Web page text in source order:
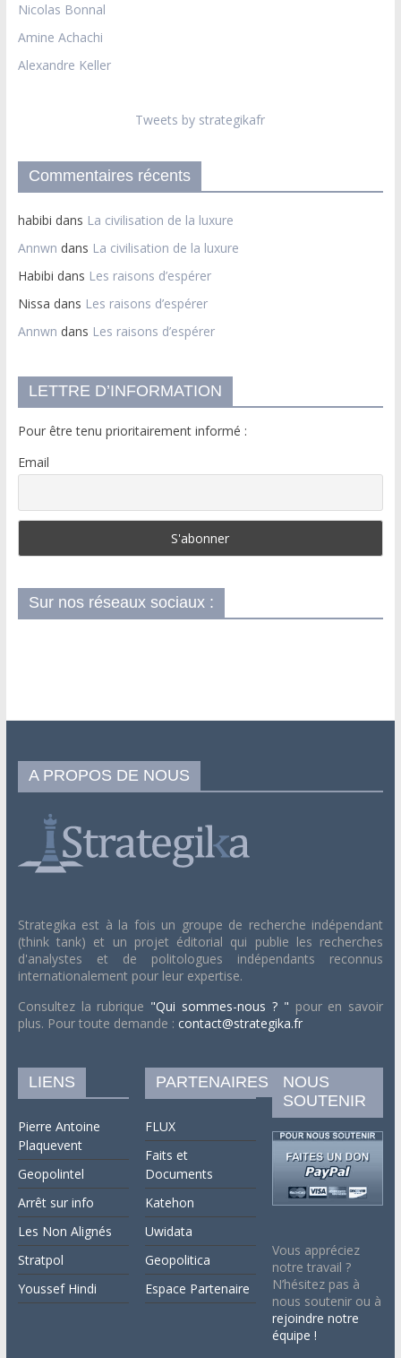
Nicolas Bonnal
Amine Achachi
Alexandre Keller
Tweets by strategikafr
Commentaires récents
habibi dans La civilisation de la luxure
Annwn dans La civilisation de la luxure
Habibi dans Les raisons d’espérer
Nissa dans Les raisons d’espérer
Annwn dans Les raisons d’espérer
LETTRE D’INFORMATION
Pour être tenu prioritairement informé :
Email
Sur nos réseaux sociaux :
A PROPOS DE NOUS
Strategika est à la fois un groupe de recherche indépendant
(think tank) et un projet éditorial qui publie les recherches
d'analystes et de politologues indépendants reconnus
internationalement pour leur expertise.
Consultez la rubrique "Qui sommes-nous ? " pour en savoir
plus. Pour toute demande : contact@strategika.fr
LIENS
Pierre Antoine
Plaquevent
Geopolintel
Arrêt sur info
Les Non Alignés
Stratpol
Youssef Hindi
PARTENAIRES
FLUX
Faits et
Documents
Katehon
Uwidata
Geopolitica
Espace Partenaire
NOUS
SOUTENIR
Vous appréciez
notre travail ?
N’hésitez pas à
nous soutenir ou à
rejoindre notre
équipe !